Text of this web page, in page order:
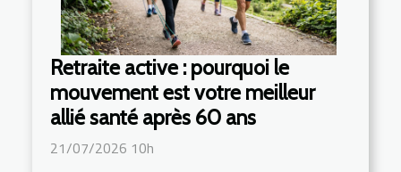
Retraite active : pourquoi le
mouvement est votre meilleur
allié santé après 60 ans
21/07/2026 10h